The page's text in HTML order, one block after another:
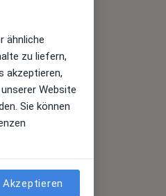
ähnliche
zu liefern,
akzeptieren,
Website
Sie können
Akzeptieren